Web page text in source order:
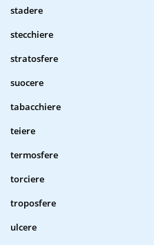
stadere
stecchiere
stratosfere
suocere
tabacchiere
teiere
termosfere
torciere
troposfere
ulcere